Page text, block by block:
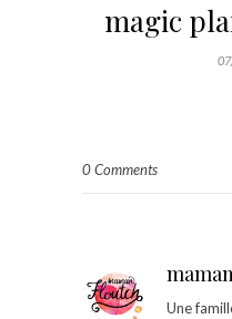
magic
0 Comments
Une